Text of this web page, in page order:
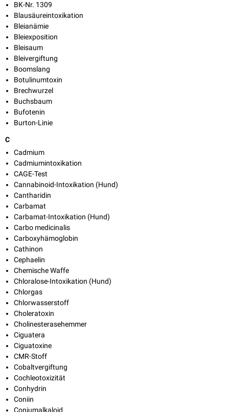
BK-Nr. 1309
Blausäureintoxikation
Bleianämie
Bleiexposition
Bleisaum
Bleivergiftung
Boomslang
Botulinumtoxin
Brechwurzel
Buchsbaum
Bufotenin
Burton-Linie
C
Cadmium
Cadmiumintoxikation
CAGE-Test
Cannabinoid-Intoxikation (Hund)
Cantharidin
Carbamat
Carbamat-Intoxikation (Hund)
Carbo medicinalis
Carboxyhämoglobin
Cathinon
Cephaelin
Chemische Waffe
Chloralose-Intoxikation (Hund)
Chlorgas
Chlorwasserstoff
Choleratoxin
Cholinesterasehemmer
Ciguatera
Ciguatoxine
CMR-Stoff
Cobaltvergiftung
Cochleotoxizität
Conhydrin
Coniin
Coniumalkaloid